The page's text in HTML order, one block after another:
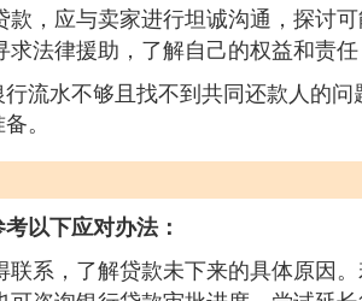
款，应与卖家进行坦诚沟通，探讨
求法律援助，了解自己的权益和责
流水不够且找不到共同还款人的
。
以下应对办法：
联系，了解贷款未下来的具体原因